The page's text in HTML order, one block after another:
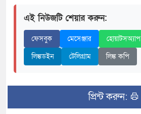
এই নিউজটি শেয়ার করুন:
ফেসবুক মেসেঞ্জার হোয়াটসঅ্যাপ
লিঙ্কডইন
টেলিগ্রাম লিঙ্ক কপি
প্রিন্ট করুন: